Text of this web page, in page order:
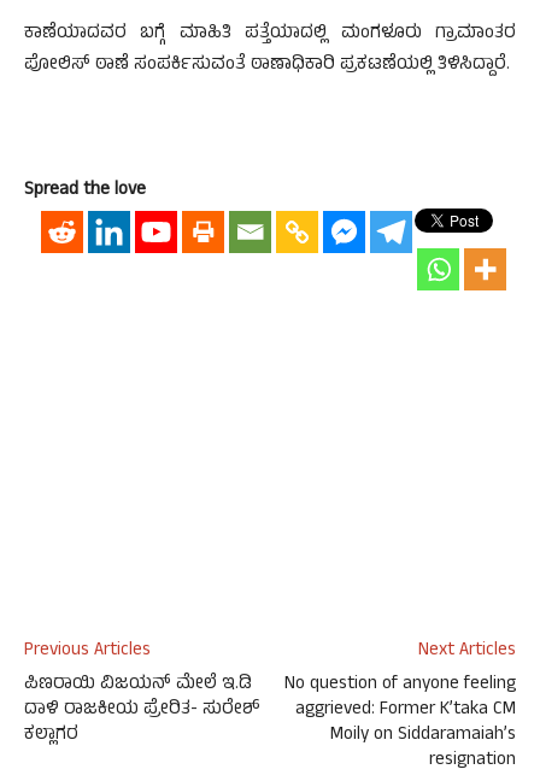
ಕಾಣೆಯಾದವರ ಬಗ್ಗೆ ಮಾಹಿತಿ ಪತ್ತೆಯಾದಲ್ಲಿ ಮಂಗಳೂರು ಗ್ರಾಮಾಂತರ
ಪೋಲಿಸ್ ಠಾಣೆ ಸಂಪರ್ಕಿಸುವಂತೆ ಠಾಣಾಧಿಕಾರಿ ಪ್ರಕಟಣೆಯಲ್ಲಿ ತಿಳಿಸಿದ್ದಾರೆ.
Spread the love
Previous Articles
ಪಿಣರಾಯಿ ವಿಜಯನ್ ಮೇಲೆ ಇ.ಡಿ
ದಾಳಿ ರಾಜಕೀಯ ಪ್ರೇರಿತ- ಸುರೇಶ್
ಕಲ್ಲಾಗರ
Next Articles
No question of anyone feeling
aggrieved: Former K’taka CM
Moily on Siddaramaiah’s
resignation